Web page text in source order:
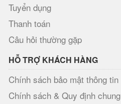
Tuyển dụng
Thanh toán
Câu hỏi thường gặp
HỖ TRỢ KHÁCH HÀNG
Chính sách bảo mật thông tin
Chính sách & Quy định chung